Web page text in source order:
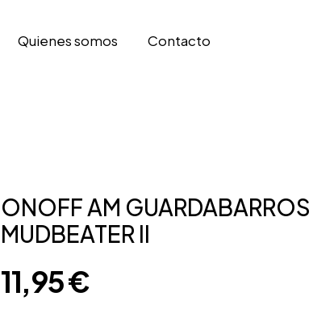
Qui­enes somos Contacto
ONOFF AM GUARDABARROS
MUDBEATER II
11,95€